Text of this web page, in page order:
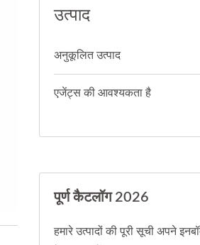
उत्पाद
अनुकूलित उत्पाद
एजेंट्स की आवश्यकता है
पूर्ण कैटलॉग 2026
हमारे उत्पादों की पूरी सूची अपने